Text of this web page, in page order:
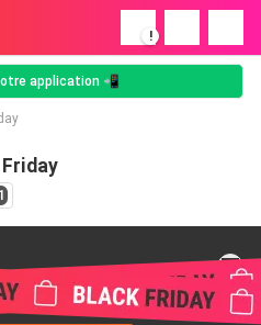
!
application 📲
Friday